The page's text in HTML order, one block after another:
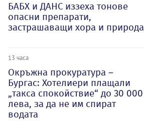
БАБХ и ДАНС иззеха тонове
опасни препарати,
застрашаващи хора и природа
13 часа
Окръжна прокуратура –
Бургас: Хотелиери плащали
„такса спокойствие“ до 30 000
лева, за да не им спират
водата